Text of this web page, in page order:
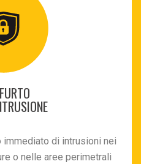
di intrusioni nei
o nelle aree perimetrali